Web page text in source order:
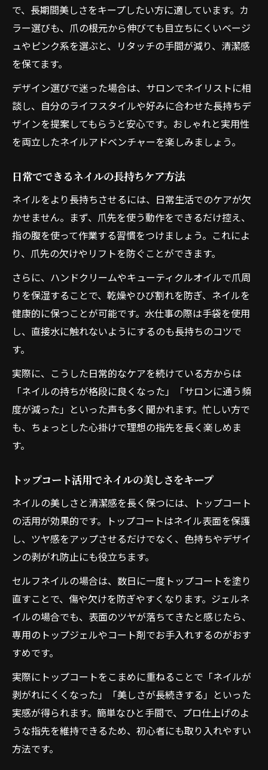
で、長期間美しさをキープしたい方に適しています。カ
ラー選びも、爪の根元から伸びても目立ちにくいベージ
ュやピンク系を選ぶと、リタッチの手間が減り、清潔感
を保てます。
デザイン選びで迷った場合は、サロンでネイリストに相
談し、自分のライフスタイルや好みに合わせた長持ちデ
ザインを提案してもらうと安心です。おしゃれと実用性
を両立したネイルアドベンチャーを楽しみましょう。
日常でできるネイルの長持ちケア方法
ネイルをより長持ちさせるには、日常生活でのケアが欠
かせません。まず、爪先を使う動作をできるだけ控え、
指の腹を使って作業する習慣をつけましょう。これによ
り、爪先の欠けやリフトを防ぐことができます。
さらに、ハンドクリームやキューティクルオイルで爪周
りを保湿することで、乾燥やひび割れを防ぎ、ネイルを
健康的に保つことが可能です。水仕事の際は手袋を使用
し、直接水に触れないようにするのも長持ちのコツで
す。
実際に、こうした日常的なケアを続けている方からは
「ネイルの持ちが格段に良くなった」「サロンに通う頻
度が減った」といった声も多く聞かれます。忙しい方で
も、ちょっとした心掛けで理想の指先を長く楽しめま
す。
トップコート活用でネイルの美しさをキープ
ネイルの美しさと清潔感を長く保つには、トップコート
の活用が効果的です。トップコートはネイル表面を保護
し、ツヤ感をアップさせるだけでなく、色持ちやデザイ
ンの剥がれ防止にも役立ちます。
セルフネイルの場合は、数日に一度トップコートを塗り
直すことで、傷や欠けを防ぎやすくなります。ジェルネ
イルの場合でも、表面のツヤが落ちてきたと感じたら、
専用のトップジェルやコート剤でお手入れするのがおす
すめです。
実際にトップコートをこまめに重ねることで「ネイルが
剥がれにくくなった」「美しさが長続きする」といった
実感が得られます。簡単なひと手間で、プロ仕上げのよ
うな指先を維持できるため、初心者にも取り入れやすい
方法です。